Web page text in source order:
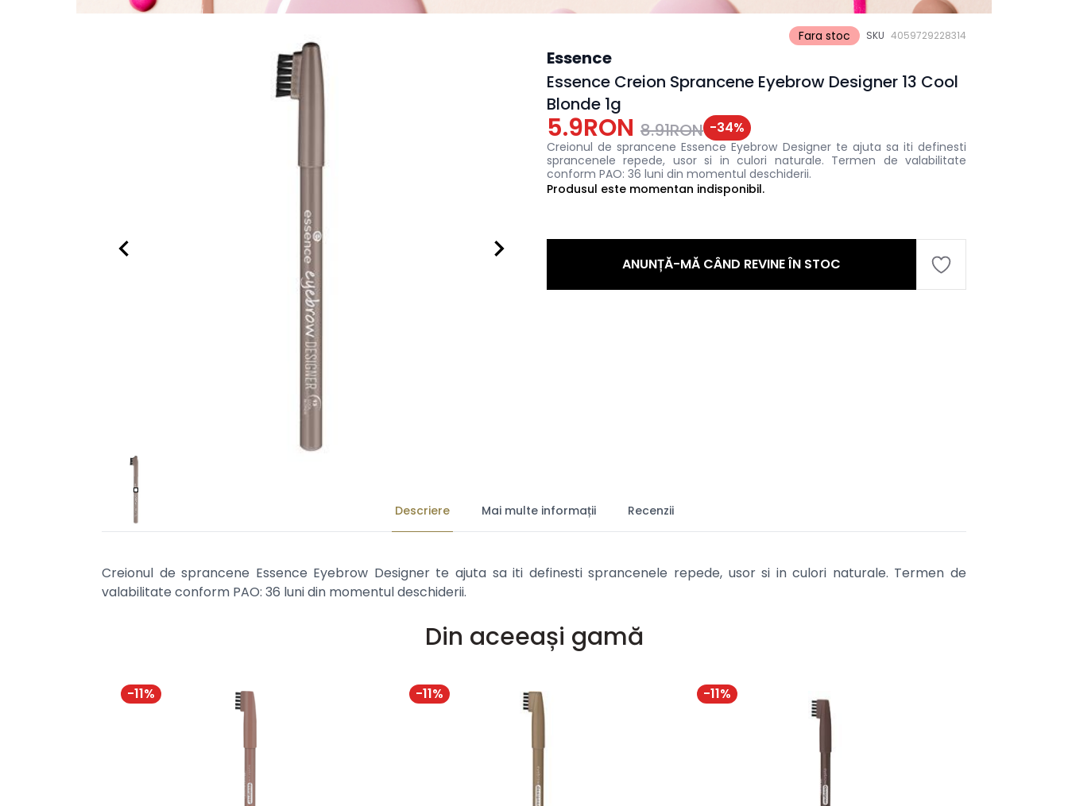
Fara stoc SKU 4059729228314
Essence
Essence Creion Sprancene Eyebrow Designer 13 Cool
Blonde 1g
5.9RON 8.91RON -34%
Creionul de sprancene Essence Eyebrow Designer te ajuta sa iti definesti
sprancenele repede, usor si in culori naturale. Termen de valabilitate
conform PAO: 36 luni din momentul deschiderii.
Produsul este momentan indisponibil.
ANUNȚĂ-MĂ CÂND REVINE ÎN STOC
Descriere Mai multe informații Recenzii
Creionul de sprancene Essence Eyebrow Designer te ajuta sa iti definesti sprancenele repede, usor si in culori naturale. Termen de
valabilitate conform PAO: 36 luni din momentul deschiderii.
Din aceeași gamă
-11% -11% -11%